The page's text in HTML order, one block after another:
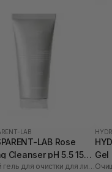
LAB
LAB Rose
Cleanser pH 5.5 150
Нежный гель для очистки для лица
Gel